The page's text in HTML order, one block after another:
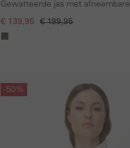
Gewatteerde jas met afneembare
mouwen
€ 139,95 € 199,95
-50%